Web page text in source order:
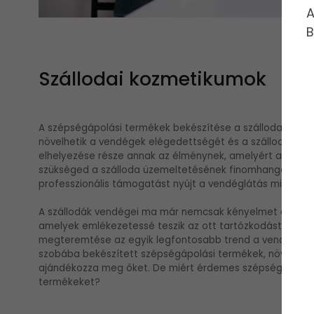
Szállodai kozmetikumok
A szépségápolási termékek bekészítése a szállodai
növelhetik a vendégek elégedettségét és a szálloda
elhelyezése része annak az élménynek, amelyért a
szükséged a szálloda üzemeltetésének
professzionális támogatást nyújt a vendéglátás minden
A szállodák vendégei ma már nemcsak kényelmet és
amelyek emlékezetessé teszik az ott tartózkodást. A
megteremtése az egyik legfontosabb trend a
szobába bekészített szépségápolási termékek,
ajándékozza meg őket. De miért érdemes
termékeket?